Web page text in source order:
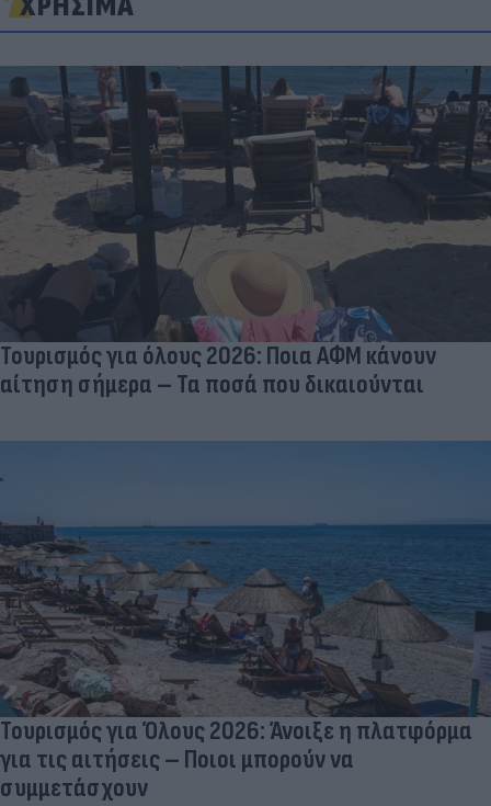
Τουρισμός για όλους 2026: Ποια ΑΦΜ κάνουν
αίτηση σήμερα – Τα ποσά που δικαιούνται
Τουρισμός για Όλους 2026: Άνοιξε η πλατφόρμα
για τις αιτήσεις – Ποιοι μπορούν να
συμμετάσχουν